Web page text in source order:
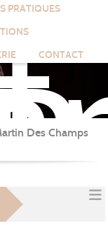
PRATIQUES
CONTACT
Des Champs